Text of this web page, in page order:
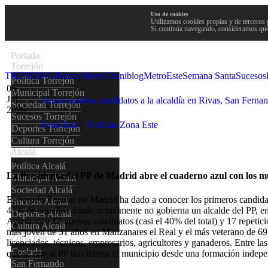
Uso de cookies
Utilizamos cookies propias y de terceros
Si continúa navegando, consideramos
Portada
Torrejón
Política Torrejón
Municipal Torrejón
Sociedad Torrejón
Sucesos Torrejón
Deportes Torrejón
Cultura Torrejón
Alcalá
Política Alcalá
Municipal Alcalá
Sociedad Alcalá
Sucesos Alcalá
Deportes Alcalá
Cultura Alcalá
Zona Este
Coslada
San Fernando
TRENDINGPúnicaMetroChoniblogMetroEsteSemana SantaSucesos
06
Jul
2026
Ayuso nombra candidatos a la alcaldía en Rivas, San
Zona Este- Noticias Zona Este
La Presidenta del PP de Madrid abre el cuaderno azul con los
El Partido Popular de Madrid ha dado a conocer los primeros
43% de aquellos donde actualmente no gobierna un alcalde del
Ayuso, con 12 nuevos candidatos (casi el 40% del total) y 17
más joven de 31 años en Manzanares el Real y el más veterano de
licenciados, técnicos, empresarios, agricultores y ganaderos. Entre
que se une al PP tras liderar el municipio desde una formación